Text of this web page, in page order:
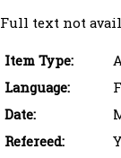
Full text not
Item Type:
Language:
Date:
Refereed: